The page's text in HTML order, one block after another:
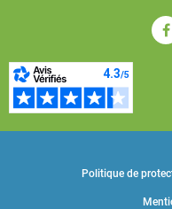
Politique de